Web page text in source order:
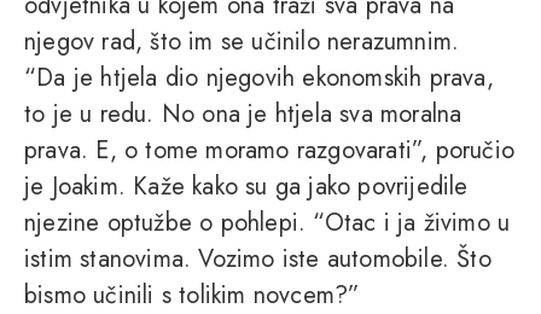
njegov rad, što im se učinilo nerazumnim.
“Da je htjela dio njegovih ekonomskih prava,
to je u redu. No ona je htjela sva moralna
prava. E, o tome moramo razgovarati”, poručio
je Joakim. Kaže kako su ga jako povrijedile
njezine optužbe o pohlepi. “Otac i ja živimo u
istim stanovima. Vozimo iste automobile. Što
bismo učinili s tolikim novcem?”